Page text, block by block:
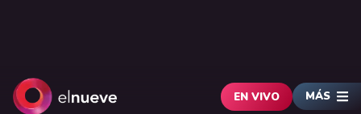
EN VIVO MÁS